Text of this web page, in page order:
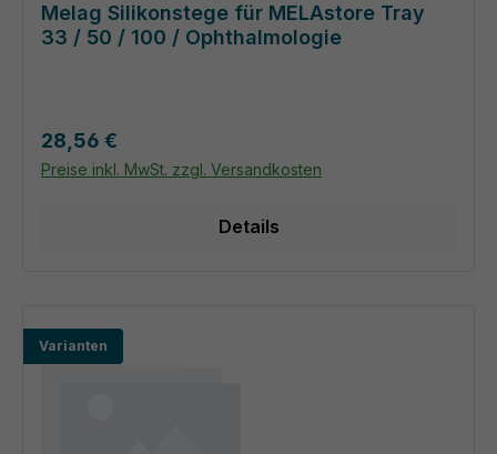
Melag Silikonstege für MELAstore Tray
33 / 50 / 100 / Ophthalmologie
Regulärer Preis:
28,56 €
Preise inkl. MwSt. zzgl. Versandkosten
Details
Varianten